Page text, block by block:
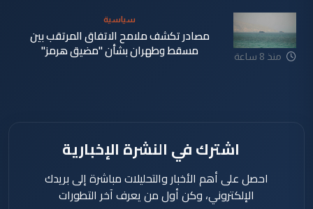
منذ 8 ساعة
سياسية
مصادر تكشف ملامح الاتفاق المرتقب بين
مسقط وطهران بشأن "مضيق هرمز"
اشترك في النشرة الإخبارية
احصل على أهم الأخبار والتحليلات مباشرة إلى بريدك
الإلكتروني، وكن أول من يعرف آخر التطورات